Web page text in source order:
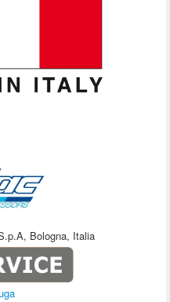
Bologna, Italia